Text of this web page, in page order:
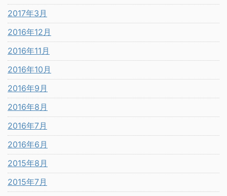
2017年3月
2016年12月
2016年11月
2016年10月
2016年9月
2016年8月
2016年7月
2016年6月
2015年8月
2015年7月